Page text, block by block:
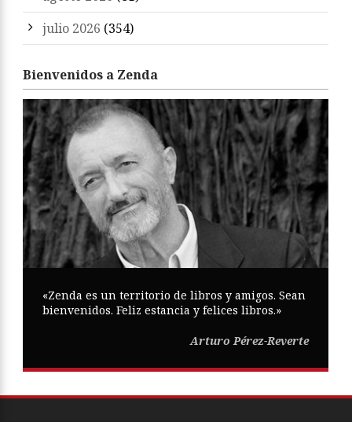
julio 2026 (354)
Bienvenidos a Zenda
«Zenda es un territorio de libros y amigos. Sean
bienvenidos. Feliz estancia y felices libros.»
Arturo Pérez-Reverte